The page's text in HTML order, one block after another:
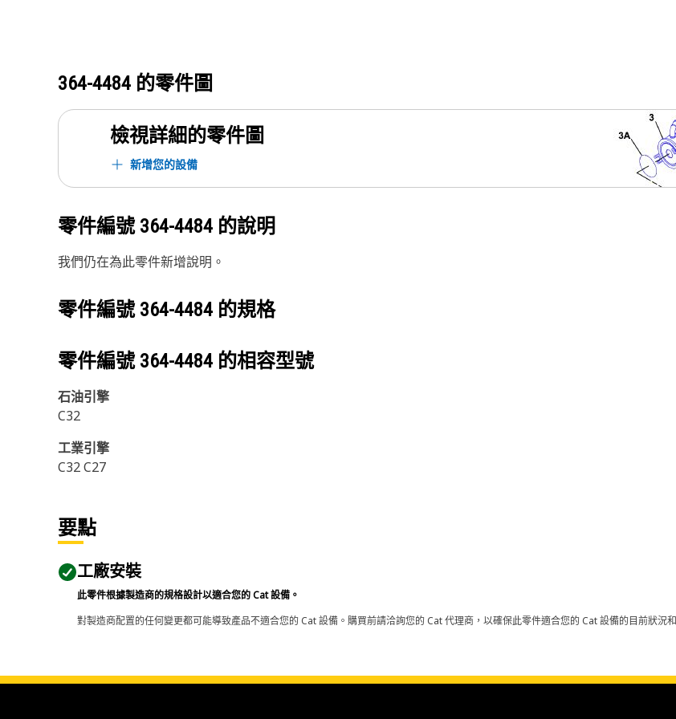
364-4484 的零件圖
檢視詳細的零件圖
新增您的設備
零件編號 364-4484 的說明
我們仍在為此零件新增說明。
零件編號 364-4484 的規格
零件編號 364-4484 的相容型號
石油引擎
C32
工業引擎
C32 C27
要點
工廠安裝
此零件根據製造商的規格設計以適合您的 Cat 設備。
對製造商配置的任何變更都可能導致產品不適合您的 Cat 設備。購買前請洽詢您的 Cat 代理商，以確保此零件適合您的 Cat 設備的目前狀況